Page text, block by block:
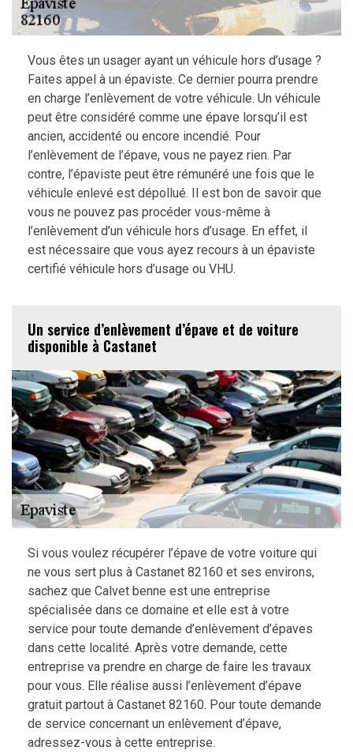
Vous êtes un usager ayant un véhicule hors d’usage ?
Faites appel à un épaviste. Ce dernier pourra prendre
en charge l’enlèvement de votre véhicule. Un véhicule
peut être considéré comme une épave lorsqu’il est
ancien, accidenté ou encore incendié. Pour
l’enlèvement de l’épave, vous ne payez rien. Par
contre, l’épaviste peut être rémunéré une fois que le
véhicule enlevé est dépollué. Il est bon de savoir que
vous ne pouvez pas procéder vous-même à
l’enlèvement d’un véhicule hors d’usage. En effet, il
est nécessaire que vous ayez recours à un épaviste
certifié véhicule hors d’usage ou VHU.
Un service d’enlèvement d’épave et de voiture
disponible à Castanet
Si vous voulez récupérer l’épave de votre voiture qui
ne vous sert plus à Castanet 82160 et ses environs,
sachez que Calvet benne est une entreprise
spécialisée dans ce domaine et elle est à votre
service pour toute demande d’enlèvement d’épaves
dans cette localité. Après votre demande, cette
entreprise va prendre en charge de faire les travaux
pour vous. Elle réalise aussi l’enlèvement d’épave
gratuit partout à Castanet 82160. Pour toute demande
de service concernant un enlèvement d’épave,
adressez-vous à cette entreprise.